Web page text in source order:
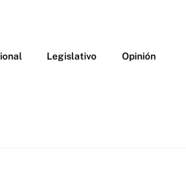
Legislativo Opinión